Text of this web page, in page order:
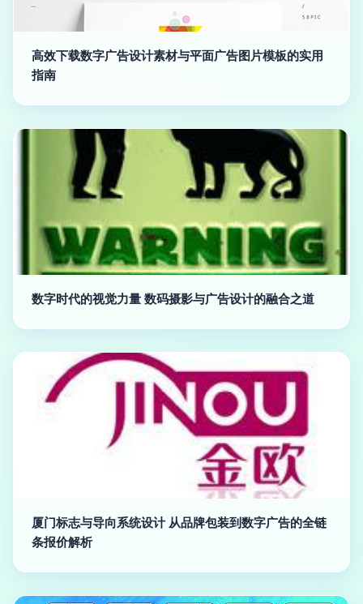
高效下载数字广告设计素材与平面广告图片模板的实用
指南
数字时代的视觉力量 数码摄影与广告设计的融合之道
厦门标志与导向系统设计 从品牌包装到数字广告的全链
条报价解析